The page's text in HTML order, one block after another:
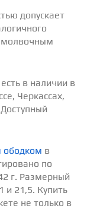
допускает
в наличии в
Черкассах,
ободком в
по
г. Размерный
и 21,5. Купить
не только в